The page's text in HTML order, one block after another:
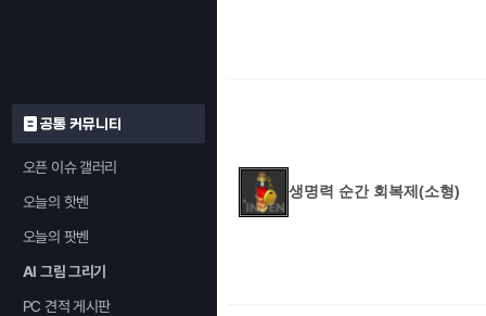
공통 커뮤니티
오픈 이슈 갤러리
오늘의 핫벤
오늘의 팟벤
AI 그림 그리기
PC 견적 게시판
생명력 순간 회복제(소형)